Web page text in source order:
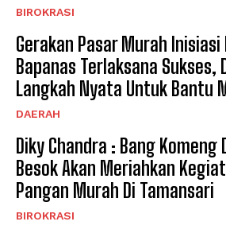
BIROKRASI
Gerakan Pasar Murah Inisiasi
Bapanas Terlaksana Sukses,
Langkah Nyata Untuk Bantu
DAERAH
Diky Chandra : Bang Komeng
Besok Akan Meriahkan
Pangan Murah Di Tamansari
BIROKRASI